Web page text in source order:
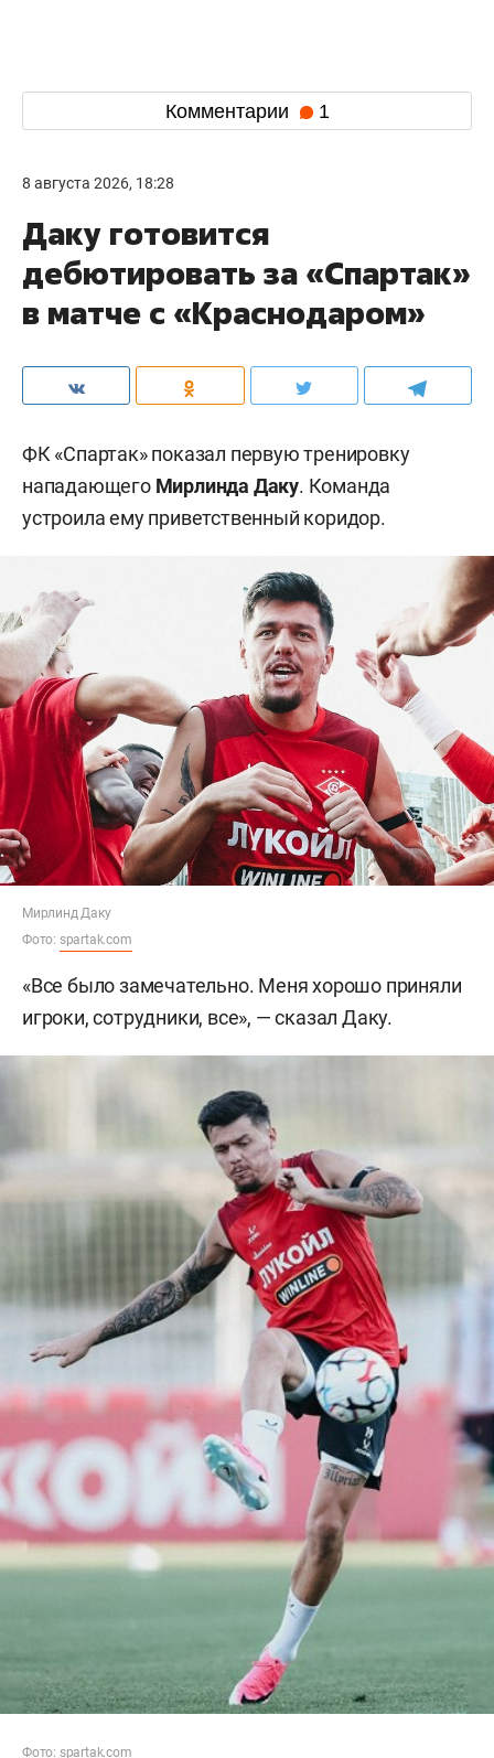
Комментарии 1
8 августа 2026, 18:28
Даку готовится
дебютировать за «Спартак»
в матче с «Краснодаром»
ФК «Спартак» показал первую тренировку
нападающего Мирлинда Даку. Команда
устроила ему приветственный коридор.
Мирлинд Даку
Фото: spartak.com
«Все было замечательно. Меня хорошо приняли
игроки, сотрудники, все», — сказал Даку.
Фото: spartak.com